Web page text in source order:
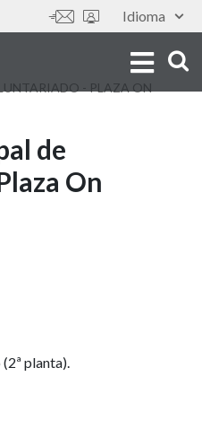
Idioma
Outils
- PLAZA ON
de
On
planta).